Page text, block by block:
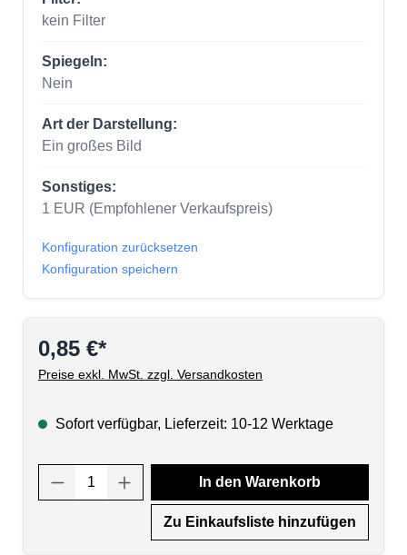
kein Filter
Spiegeln:
Nein
Art der Darstellung:
Ein großes Bild
Sonstiges:
1 EUR (Empfohlener Verkaufspreis)
Konfiguration zurücksetzen
Konfiguration speichern
0,85 €*
Preise exkl. MwSt. zzgl. Versandkosten
Sofort verfügbar, Lieferzeit: 10-12 Werktage
Produkt Anzahl: Gib den gewünschten
In den Warenkorb
Zu Einkaufsliste hinzufügen